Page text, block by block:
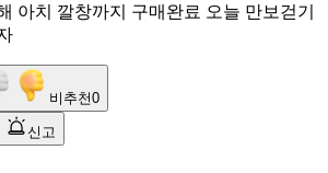
아치 깔창까지 구매완료 오늘 만보걷기
비추천0
신고